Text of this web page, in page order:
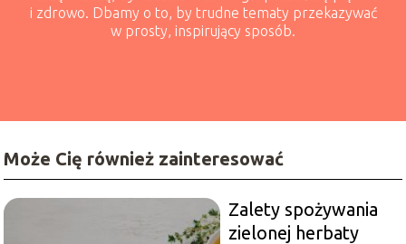
i zdrowo. Dbamy o to, by trudne tematy przekazywać
w prosty, inspirujący sposób.
Może Cię również zainteresować
Zalety spożywania
zielonej herbaty